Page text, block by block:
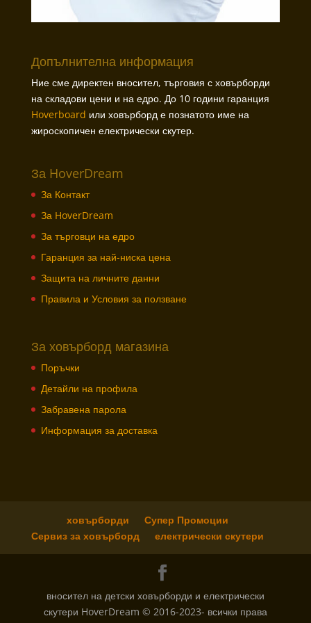
Допълнителна информация
Ние сме директен вносител, търговия с ховърборди
на складови цени и на едро. До 10 години гаранция
Hoverboard или ховърборд е познатото име на
жироскопичен електрически скутер.
За HoverDream
За Контакт
За HoverDream
За търговци на едро
Гаранция за най-ниска цена
Защита на личните данни
Правила и Условия за ползване
За ховърборд магазина
Поръчки
Детайли на профила
Забравена парола
Информация за доставка
ховърборди
Супер Промоции
Сервиз за ховърборд
електрически скутери
вносител на детски ховърборди и електрически
скутери HoverDream © 2016-2023- всички права